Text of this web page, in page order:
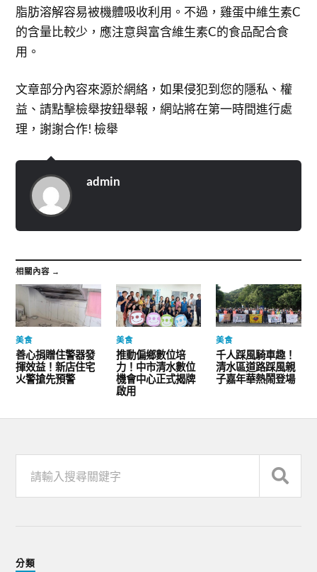
脂肪溶解容易被機體吸收利用。不過，雞蛋中維生素C
的含量比較少，應注意與富含維生素C的食品配合食
用。
文章部分內容來源於網絡，如果侵犯到您的隱私、權
益、請點擊檢舉按鈕舉報，網站將在第一時間進行處
理，謝謝合作! 檢舉
admin
相關內容 →
美食
善心捐贈住警器發
揮效益！新店住宅
火警搶先預警
美食
推動偏鄉數位培
力！中市清水數位
機會中心正式揭牌
啟用
美食
千人踩風騎車趣！
清水區道路踩風親
子嘉年華熱鬧登場
分類